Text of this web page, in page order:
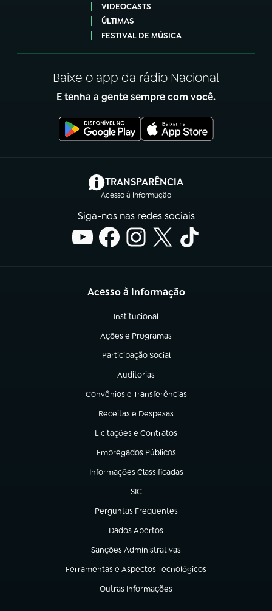
VIDEOCASTS
ÚLTIMAS
FESTIVAL DE MÚSICA
Baixe o app da rádio Nacional
E tenha a gente sempre com você.
TRANSPARÊNCIA
Acesso à Informação
(abre em nova aba)
Siga-nos nas redes sociais
Acesso à Informação
Institucional
(abre em nova aba)
Ações e Programas
(abre em nova aba)
Participação Social
(abre em nova aba)
Auditorias
(abre em nova aba)
Convênios e Transferências
(abre em nova aba)
Receitas e Despesas
(abre em nova aba)
Licitações e Contratos
(abre em nova aba)
Empregados Públicos
(abre em nova aba)
Informações Classificadas
(abre em nova aba)
SIC
(abre em nova aba)
Perguntas Frequentes
(abre em nova aba)
Dados Abertos
(abre em nova aba)
Sanções Administrativas
(abre em nova aba)
Ferramentas e Aspectos Tecnológicos
(abre em nova aba)
Outras Informações
(abre em nova aba)